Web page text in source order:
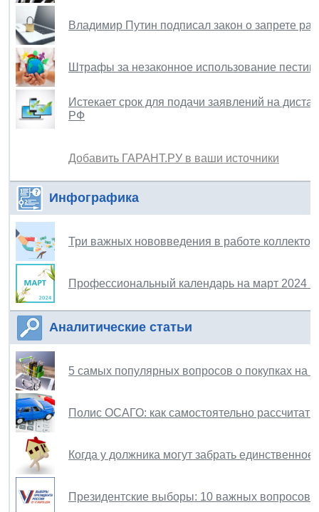
Владимир Путин подписал закон о запрете
Штрафы за незаконное использование
Истекает срок для подачи заявлений на
РФ
Добавить ГАРАНТ.РУ в ваши источники
Инфографика
Три важных нововведения в работе
Профессиональный календарь на март 2024
Аналитические статьи
5 самых популярных вопросов о покупках на
Полис ОСАГО: как самостоятельно рассчитать
Когда у должника могут забрать
Президентские выборы: 10 важных вопросов